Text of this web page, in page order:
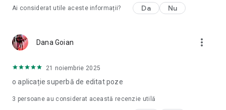
Ai considerat utile aceste informații? Da Nu
Dana Goian more_vert
21 noiembrie 2025
o aplicație superbă de editat poze
3 persoane au considerat această recenzie utilă